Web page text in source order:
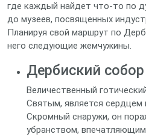
где каждый найдет что-то по
до музеев, посвященных
Планируя свой маршрут по
него следующие жемчужины.
Дербиский собор
Величественный
Святым, является сердцем
Скромный снаружи, он
убранством,